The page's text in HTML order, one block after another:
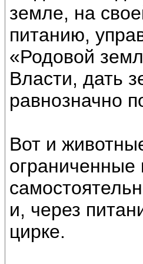
земле, на
питанию,
«Родовой
Власти, дать
равнозначно
Вот и
и, через
цирке.